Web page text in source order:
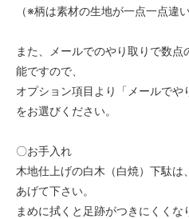
（※柄は素材の生地が一点一点違
また、メールでのやり取りで数
能ですので、
オプション項目より「メールでや
をお選びください。
〇お手入れ
木地仕上げの白木（白焼）下駄は
あげて下さい。
まめに拭くと足跡がつきにくくな